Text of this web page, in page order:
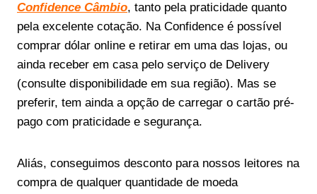
Confidence Câmbio, tanto pela praticidade quanto
pela excelente cotação. Na Confidence é possível
comprar dólar online e retirar em uma das lojas, ou
ainda receber em casa pelo serviço de Delivery
(consulte disponibilidade em sua região). Mas se
preferir, tem ainda a opção de carregar o cartão pré-
pago com praticidade e segurança.
Aliás, conseguimos desconto para nossos leitores na
compra de qualquer quantidade de moeda